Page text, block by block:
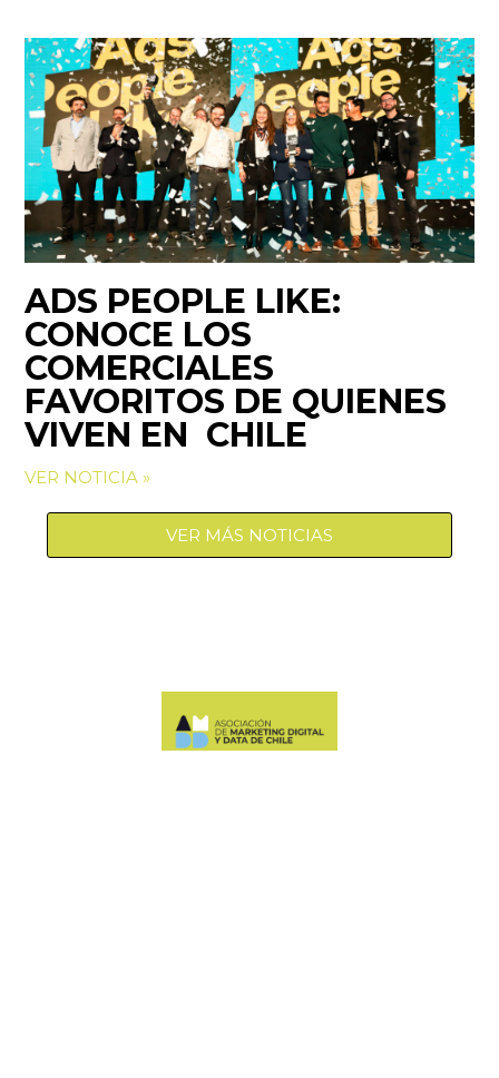
ADS PEOPLE LIKE:
CONOCE LOS
COMERCIALES
FAVORITOS DE QUIENES
VIVEN EN CHILE
VER NOTICIA »
VER MÁS NOTICIAS